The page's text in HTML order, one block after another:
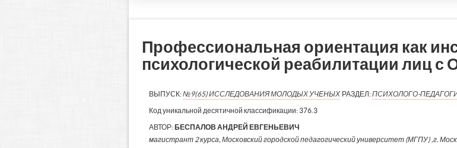
Профессиональная ориентация как
психологической реабилитации лиц с
ВЫПУСК:№9(65) ИССЛЕДОВАНИЯ МОЛОДЫХ УЧЕНЫХ РАЗДЕЛ:ПСИХОЛОГО-
Код уникальной десятичной классификации: 376.3
АВТОР: БЕСПАЛОВ АНДРЕЙ ЕВГЕНЬЕВИЧ
магистрант 2 курса, Московский городской педагогический университет (МГПУ) ,г.